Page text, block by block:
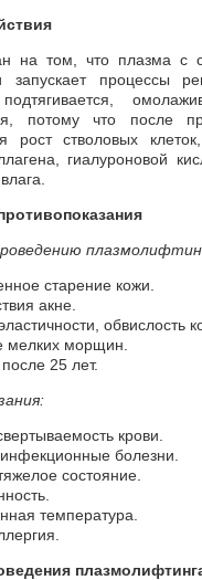
на том, что плазма с
запускает процессы
потому что после
рост стволовых
гиалуроновой
старение кожи.
акне.
обвислость
мелких морщин.
25 лет.
крови.
болезни.
состояние.
температура.